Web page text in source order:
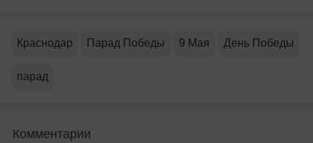
Краснодар Парад Победы 9 Мая День Победы
парад
Комментарии